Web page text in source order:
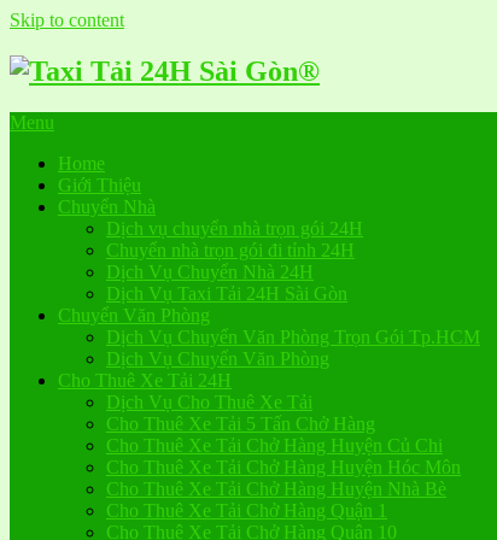
Skip to content
Menu
Home
Giới Thiệu
Chuyển Nhà
Dịch vụ chuyển nhà trọn gói 24H
Chuyển nhà trọn gói đi tỉnh 24H
Dịch Vụ Chuyển Nhà 24H
Dịch Vụ Taxi Tải 24H Sài Gòn
Chuyển Văn Phòng
Dịch Vụ Chuyển Văn Phòng Trọn Gói Tp.HCM
Dịch Vụ Chuyển Văn Phòng
Cho Thuê Xe Tải 24H
Dịch Vụ Cho Thuê Xe Tải
Cho Thuê Xe Tải 5 Tấn Chở Hàng
Cho Thuê Xe Tải Chở Hàng Huyện Củ Chi
Cho Thuê Xe Tải Chở Hàng Huyện Hóc Môn
Cho Thuê Xe Tải Chở Hàng Huyện Nhà Bè
Cho Thuê Xe Tải Chở Hàng Quận 1
Cho Thuê Xe Tải Chở Hàng Quận 10